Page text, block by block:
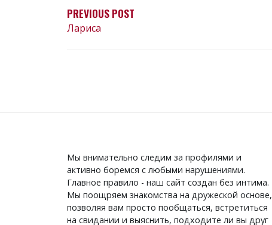
ЗАПИСЯМ
PREVIOUS POST
Лариса
Мы внимательно следим за профилями и
активно боремся с любыми нарушениями.
Главное правило - наш сайт создан без интима.
Мы поощряем знакомства на дружеской основе,
позволяя вам просто пообщаться, встретиться
на свидании и выяснить, подходите ли вы друг